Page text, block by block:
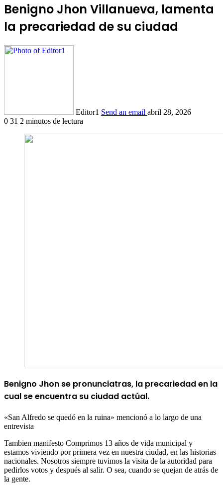
Benigno Jhon Villanueva, lamenta
la precariedad de su ciudad
Editor1 Send an email abril 28, 2026
0 31 2 minutos de lectura
Benigno Jhon se pronunciatras, la precariedad en la
cual se encuentra su ciudad actúal.
«San Alfredo se quedó en la ruina» mencionó a lo largo de una
entrevista
Tambien manifesto Comprimos 13 años de vida municipal y
estamos viviendo por primera vez en nuestra ciudad, en las historias
nacionales. Nosotros siempre tuvimos la visita de la autoridad para
pedirlos votos y después al salir. O sea, cuando se quejan de atrás de
la gente.